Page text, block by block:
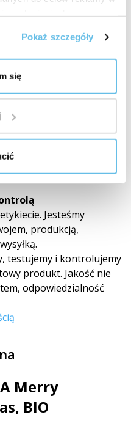
Pokaż szczegóły
się
Jesteśmy
produkcją,
testujemy i kontrolujemy
produkt. Jakość nie
odpowiedzialność
Merry
BIO